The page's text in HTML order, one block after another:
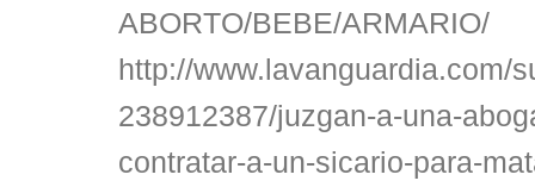
ABORTO/BEBE/ARMARIO/
http://www.lavanguardia.com/
238912387/juzgan-a-una-
contratar-a-un-sicario-para-